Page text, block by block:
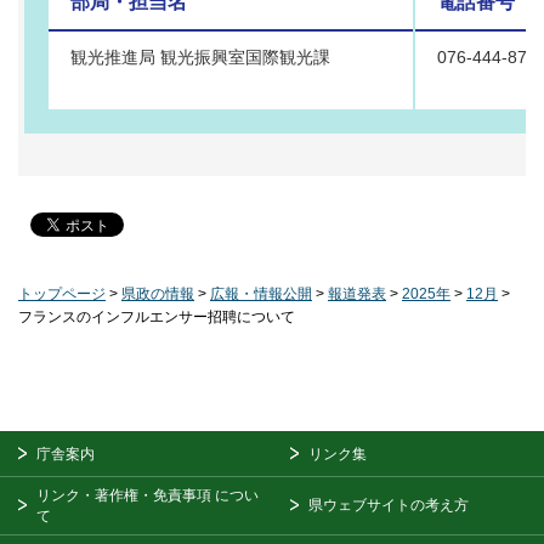
観光推進局 観光振興室国際観光課 076-444-
トップページ > 県政の情報 > 広報・情報公開 > 報道発表 > 2025年 > 12月 >
フランスのインフルエンサー招聘について
庁舎案内 リンク集
リンク・著作権・免責事項 につい
て
県ウェブサイトの考え方